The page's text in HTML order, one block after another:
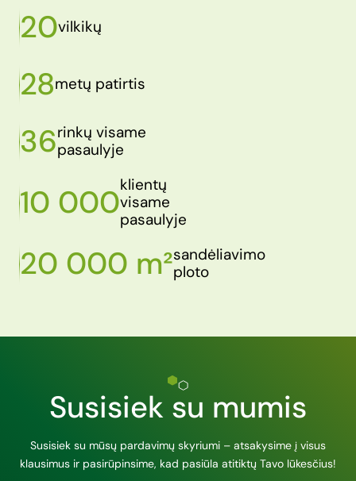
20vilkikų
28metų patirtis
36rinkų visame
pasaulyje
10 000klientų
visame
pasaulyje
20 000 m²sandėliavimo
ploto
Susisiek su mumis
Susisiek su mūsų pardavimų skyriumi – atsakysime į visus
klausimus ir pasirūpinsime, kad pasiūla atitiktų Tavo lūkesčius!